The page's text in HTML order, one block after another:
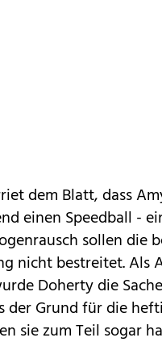
dem Blatt, dass
einen Speedball -
sollen die
nicht bestreitet. Als
Doherty die
der Grund für die
sie zum Teil sogar